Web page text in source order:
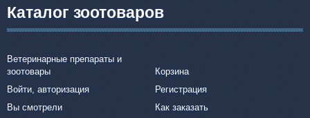
Каталог зоотоваров
Ветеринарные препараты и
зоотовары
Корзина
Войти, авторизация
Регистрация
Вы смотрели
Как заказать